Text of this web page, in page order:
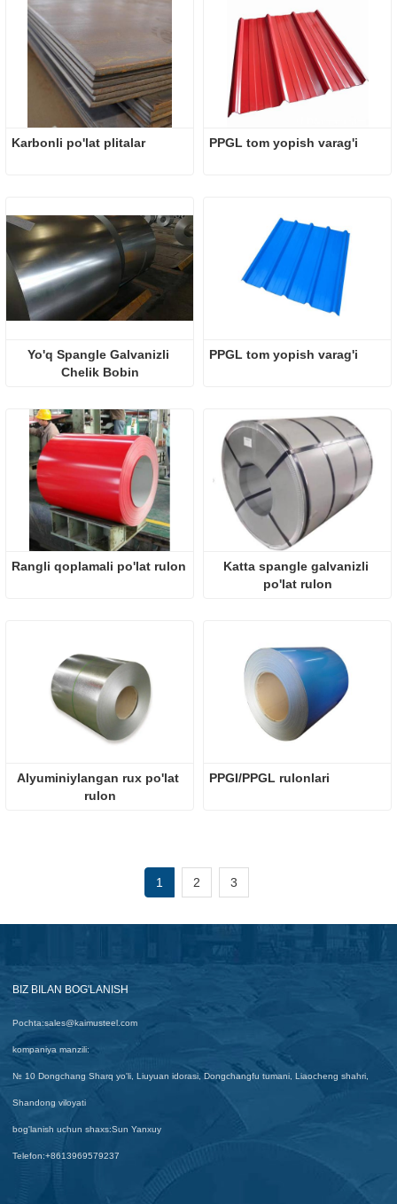
Karbonli po'lat plitalar PPGL tom yopish varag'i
Yo'q Spangle Galvanizli
Chelik Bobin
PPGL tom yopish varag'i
Rangli qoplamali po'lat rulon
Katta spangle galvanizli
po'lat rulon
Alyuminiylangan rux po'lat
rulon
PPGI/PPGL rulonlari
1 2 3
BIZ BILAN BOG'LANISH
Pochta:sales@kaimusteel.com
kompaniya manzili:
№ 10 Dongchang Sharq yo'li, Liuyuan idorasi, Dongchangfu tumani, Liaocheng shahri,
Shandong viloyati
bog'lanish uchun shaxs:Sun Yanxuy
Telefon:+8613969579237